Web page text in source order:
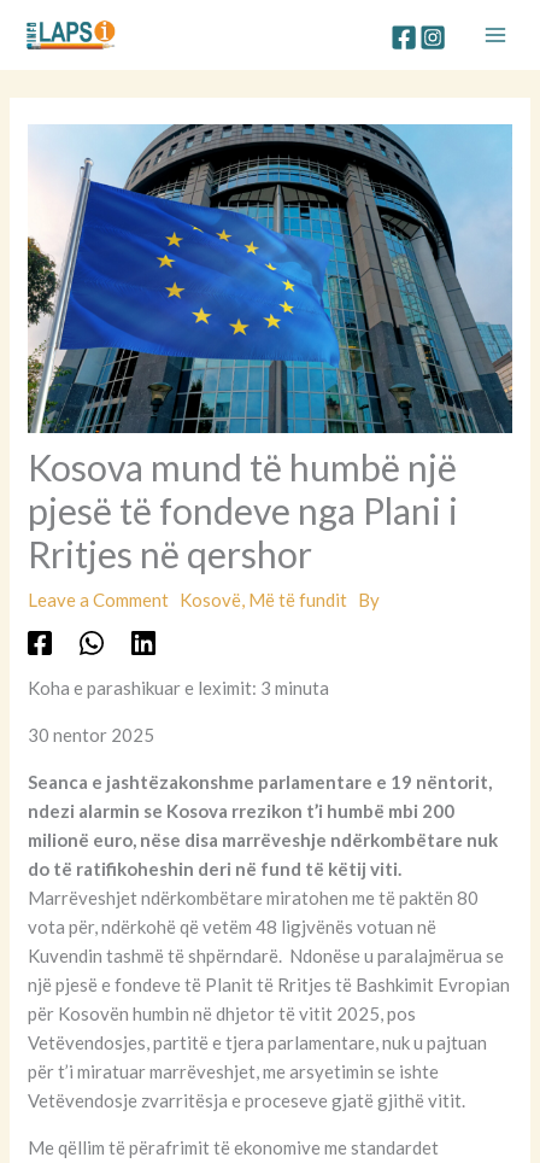
content
Kosova mund të humbë një
pjesë të fondeve nga Plani i
Rritjes në qershor
Leave a Comment Kosovë, Më të fundit By
Koha e parashikuar e leximit: 3 minuta
30 nentor 2025
Seanca e jashtëzakonshme parlamentare e 19 nëntorit,
ndezi alarmin se Kosova rrezikon t’i humbë mbi 200
milionë euro, nëse disa marrëveshje ndërkombëtare nuk
do të ratifikoheshin deri në fund të këtij viti.
Marrëveshjet ndërkombëtare miratohen me të paktën 80
vota për, ndërkohë që vetëm 48 ligjvënës votuan në
Kuvendin tashmë të shpërndarë. Ndonëse u paralajmërua se
një pjesë e fondeve të Planit të Rritjes të Bashkimit Evropian
për Kosovën humbin në dhjetor të vitit 2025, pos
Vetëvendosjes, partitë e tjera parlamentare, nuk u pajtuan
për t’i miratuar marrëveshjet, me arsyetimin se ishte
Vetëvendosje zvarritësja e proceseve gjatë gjithë vitit.
Me qëllim të përafrimit të ekonomive me standardet